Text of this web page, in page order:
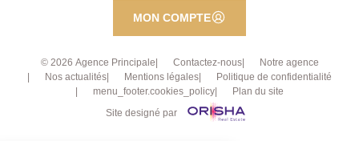
MON COMPTE
© 2026 Agence Principale Contactez-nous
Notre agence
Nos actualités
Mentions légales
Politique de confidentialité
menu_footer.cookies_policy
Plan du site
Site designé par